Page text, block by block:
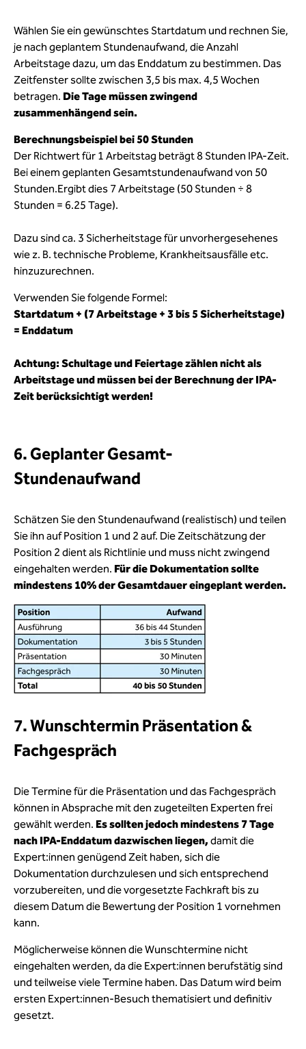
Wählen Sie ein gewünschtes Startdatum und rechnen Sie,
je nach geplantem Stundenaufwand, die Anzahl
Arbeitstage dazu, um das Enddatum zu bestimmen. Das
Zeitfenster sollte zwischen 3,5 bis max. 4,5 Wochen
betragen. Die Tage müssen zwingend
zusammenhängend sein.
Berechnungsbeispiel bei 50 Stunden
Der Richtwert für 1 Arbeitstag beträgt 8 Stunden IPA-Zeit.
Bei einem geplanten Gesamtstundenaufwand von 50
Stunden.Ergibt dies 7 Arbeitstage (50 Stunden ÷ 8
Stunden = 6.25 Tage).
Dazu sind ca. 3 Sicherheitstage für unvorhergesehenes
wie z. B. technische Probleme, Krankheitsausfälle etc.
hinzuzurechnen.
Verwenden Sie folgende Formel:
Startdatum + (7 Arbeitstage + 3 bis 5 Sicherheitstage)
= Enddatum
Achtung: Schultage und Feiertage zählen nicht als
Arbeitstage und müssen bei der Berechnung der IPA-
Zeit berücksichtigt werden!
6. Geplanter Gesamt-
Stundenaufwand
Schätzen Sie den Stundenaufwand (realistisch) und teilen
Sie ihn auf Position 1 und 2 auf. Die Zeitschätzung der
Position 2 dient als Richtlinie und muss nicht zwingend
eingehalten werden. Für die Dokumentation sollte
mindestens 10% der Gesamtdauer eingeplant werden.
7. Wunschtermin Präsentation &
Fachgespräch
Die Termine für die Präsentation und das Fachgespräch
können in Absprache mit den zugeteilten Experten frei
gewählt werden. Es sollten jedoch mindestens 7 Tage
nach IPA-Enddatum dazwischen liegen, damit die
Expert:innen genügend Zeit haben, sich die
Dokumentation durchzulesen und sich entsprechend
vorzubereiten, und die vorgesetzte Fachkraft bis zu
diesem Datum die Bewertung der Position 1 vornehmen
kann.
Möglicherweise können die Wunschtermine nicht
eingehalten werden, da die Expert:innen berufstätig sind
und teilweise viele Termine haben. Das Datum wird beim
ersten Expert:innen-Besuch thematisiert und definitiv
gesetzt.